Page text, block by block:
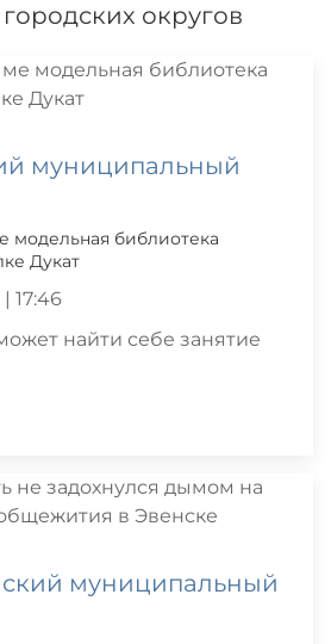
округов
муниципальный
модельная библиотека
Дукат
17:46
найти себе занятие
муниципальный